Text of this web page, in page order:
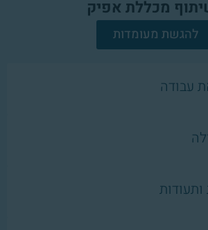
מכללת אפיק
להגשת מעומדות
עבודה